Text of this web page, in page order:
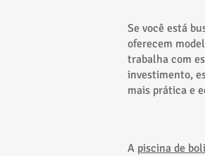
Se você está
oferecem
trabalha com
investimento,
mais prática e
A piscina de